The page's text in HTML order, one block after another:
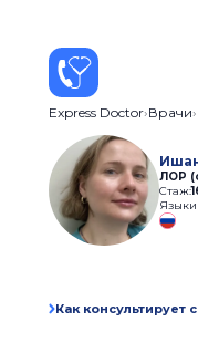
Express Doctor Врачи
ЛOP
Стаж:
Языки
Как консультирует